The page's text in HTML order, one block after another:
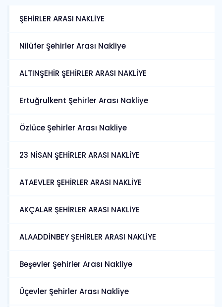
ŞEHİRLER ARASI NAKLİYE
Nilüfer Şehirler Arası Nakliye
ALTINŞEHİR ŞEHİRLER ARASI NAKLİYE
Ertuğrulkent Şehirler Arası Nakliye
Özlüce Şehirler Arası Nakliye
23 NİSAN ŞEHİRLER ARASI NAKLİYE
ATAEVLER ŞEHİRLER ARASI NAKLİYE
AKÇALAR ŞEHİRLER ARASI NAKLİYE
ALAADDİNBEY ŞEHİRLER ARASI NAKLİYE
Beşevler Şehirler Arası Nakliye
Üçevler Şehirler Arası Nakliye